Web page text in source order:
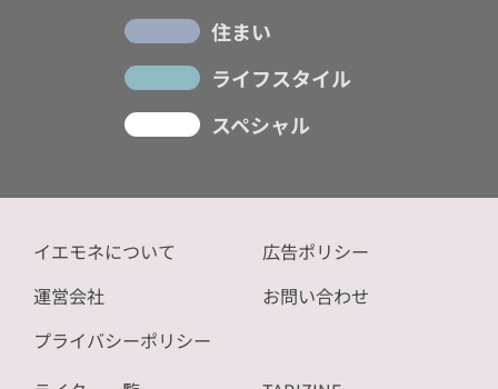
住まい
ライフスタイル
スペシャル
イエモネについて
運営会社
プライバシーポリシー
広告ポリシー
お問い合わせ